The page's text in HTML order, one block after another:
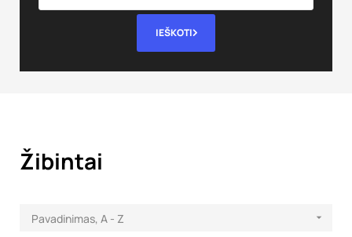
IEŠKOTI
Žibintai
Pavadinimas, A - Z 